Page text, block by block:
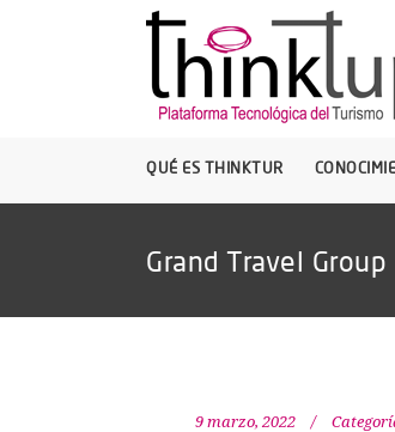
QUÉ ES THINKTUR
Grand Travel Group
9 marzo, 2022